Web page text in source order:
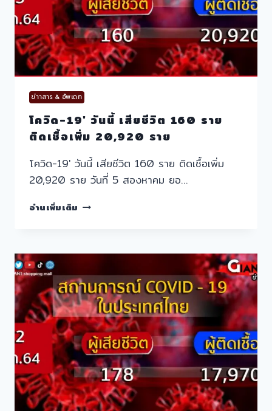
เพิ่ม
17,491
ราย
ข่าาสาร & อัพเดท
โควิด-19′ วันนี้ เสียชีวิต 160 ราย
ติดเชื้อเพิ่ม 20,920 ราย
โควิด-19′ วันนี้ เสียชีวิต 160 ราย ติดเชื้อเพิ่ม
20,920 ราย วันที่ 5 สองหาคม ยอ…
อ่านเพิ่มเติม โค
เสีย
160
ราย
ติด
เชื้อ
เพิ่ม
20,920
ราย